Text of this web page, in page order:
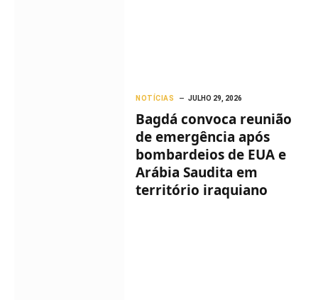
NOTÍCIAS JULHO 29, 2026
Bagdá convoca reunião
de emergência após
bombardeios de EUA e
Arábia Saudita em
território iraquiano